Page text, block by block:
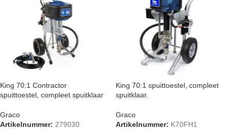
King 70:1 Contractor
spuittoestel, compleet spuitklaar
Graco
Artikelnummer: 279030
King 70:1 spuittoestel, compleet
spuitklaar.
Graco
Artikelnummer: K70FH1